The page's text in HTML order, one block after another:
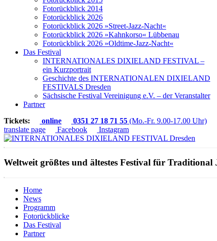
Fotorückblick 2014
Fotorückblick 2026
Fotorückblick 2026 »Street-Jazz-Nacht«
Fotorückblick 2026 »Kahnkorso« Lübbenau
Fotorückblick 2026 »Oldtime-Jazz-Nacht«
Das Festival
INTERNATIONALES DIXIELAND FESTIVAL –
ein Kurzportrait
Geschichte des INTERNATIONALEN DIXIELAND
FESTIVALS Dresden
Sächsische Festival Vereinigung e.V. – der Veranstalter
Partner
Tickets:
online 0351 27 18 71 55 (Mo.-Fr. 9.00-17.00 Uhr)
translate page
Facebook Instagram
Weltweit größtes und ältestes Festival für Traditional
Home
News
Programm
Fotorückblicke
Das Festival
Partner